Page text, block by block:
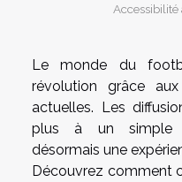
Le monde du
révolution grâce
actuelles. Les
plus à un simple
désormais une
Découvrez comment